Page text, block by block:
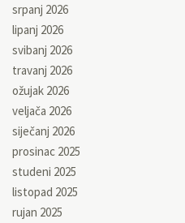
srpanj 2026
lipanj 2026
svibanj 2026
travanj 2026
ožujak 2026
veljača 2026
siječanj 2026
prosinac 2025
studeni 2025
listopad 2025
rujan 2025